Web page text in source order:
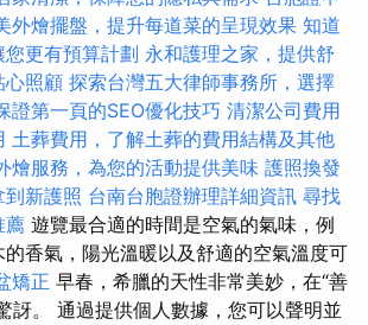
外燴擺盤，提升每道菜的呈現效果 知道
更有預算計劃 永和護理之家，提供舒
心照顧 探索台灣五大律師事務所，選擇
證第一頁的SEO優化技巧 清潔公司費用
土葬費用，了解土葬的費用結構及其他
燴服務，為您的活動提供美味 護照換發
新護照 台南台胞證辦理詳細資訊 尋找
薦 遊覽最合適的時間是空氣的氣味，例
香氣，陽光溫暖以及舒適的空氣溫度可
矯正 早春，希臘的天性非常美妙，在“善
訝。 通過提供個人數據，您可以聲明並